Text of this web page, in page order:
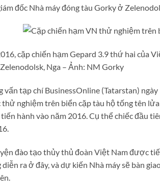
đốc Nhà máy đóng tàu Gorky ở
cặp chiến hạm Gepard 3.9 thứ hai của
Nga – Ảnh: NM Gorky
vấn tạp chí BusinessOnline (Tatarstan)
nghiệm trên biển cặp tàu hộ tống tên
hành vào năm 2016. Cụ thể chiếc đầu
đào tạo thủy thủ đoàn Việt Nam được
diễn ra ở đây, và dự kiến Nhà máy sẽ bàn